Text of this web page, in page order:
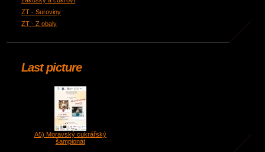
ZT - Suroviny
ZT - Z obaly
Last picture
A5) Moravský cukrářský
šampionát